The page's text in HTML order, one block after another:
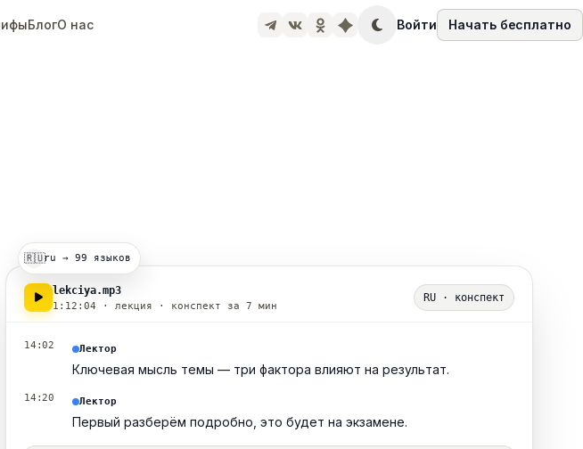
БлогО нас Войти Начать бесплатно
🇷🇺ru → 99 языков
lekciya.mp3
1:12:04 · лекция · конспект за 7 мин
RU · конспект
14:02 Лектор
Ключевая мысль темы — три фактора влияют на результат.
14:20 Лектор
Первый разберём подробно, это будет на экзамене.